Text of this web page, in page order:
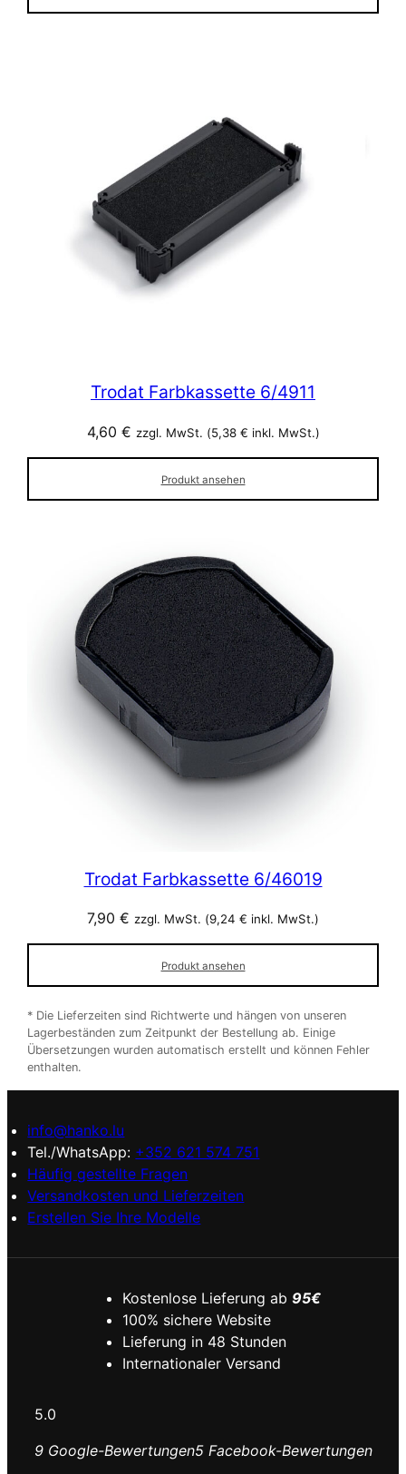
Trodat Farbkassette 6/4911
4,60 € zzgl. MwSt. (5,38 € inkl. MwSt.)
Produkt ansehen
Trodat Farbkassette 6/46019
7,90 € zzgl. MwSt. (9,24 € inkl. MwSt.)
Produkt ansehen
* Die Lieferzeiten sind Richtwerte und hängen von unseren
Lagerbeständen zum Zeitpunkt der Bestellung ab. Einige
Übersetzungen wurden automatisch erstellt und können Fehler
enthalten.
info@hanko.lu
Tel./WhatsApp: +352 621 574 751
Häufig gestellte Fragen
Versandkosten und Lieferzeiten
Erstellen Sie Ihre Modelle
Kostenlose Lieferung ab 95€
100% sichere Website
Lieferung in 48 Stunden
Internationaler Versand
5.0
9 Google-Bewertungen5 Facebook-Bewertungen